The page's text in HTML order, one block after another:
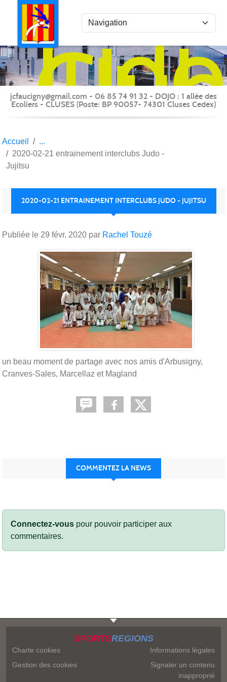
Judo
du
-
jcfaucigny@gmail.com - 06 85 74 91 32 - DOJO : 1 allée des
Ecoliers - CLUSES (Poste: BP 90057- 74301 Cluses Cedex)
Accueil
2020-02-21 entrainement interclubs Judo -
Jujitsu
2020-02-21 ENTRAINEMENT INTERCLUBS JUDO - JUJITSU
Publiée le 29 févr. 2020 par Rachel Touzé
un beau moment de partage avec nos amis d'Arbusigny,
Cranves-Sales, Marcellaz et Magland
COMMENTEZ LA NEWS
Connectez-vous pour pouvoir participer aux
commentaires.
SPORTSREGIONS
Charte cookies
Gestion des cookies
Informations légales
Signaler un contenu
inapproprié
Panneau de gestion des cookies